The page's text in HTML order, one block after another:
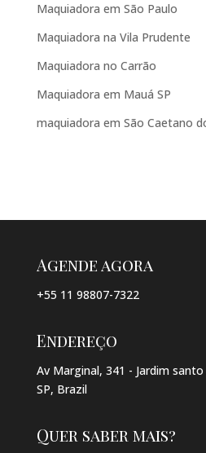
Maquiadora em São Paulo
Maquiadora na Vila Prudente
Maquiadora no Carrão
Maquiadora em Mauá SP
maquiadora em São Caetano
Agende agora
+55 11 98807-7322
Endereço
Av Marginal, 341 - Jardim
SP, Brazil
Quer saber mais?